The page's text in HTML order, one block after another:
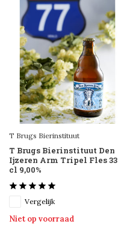
T Brugs Bierinstituut
T Brugs Bierinstituut Den
Ijzeren Arm Tripel Fles 33
cl 9,00%
Vergelijk
Niet op voorraad